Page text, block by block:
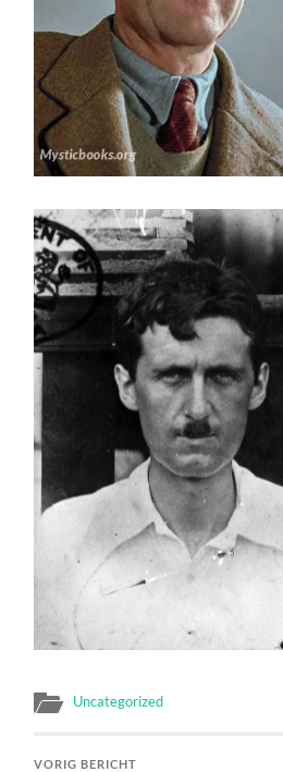
Uncategorized
VORIG BERICHT